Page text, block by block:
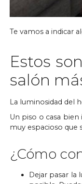
Te vamos a indicar
Estos
salón
La luminosidad del
Un piso o casa
muy espacioso que
¿Cómo
Dejar pasar la